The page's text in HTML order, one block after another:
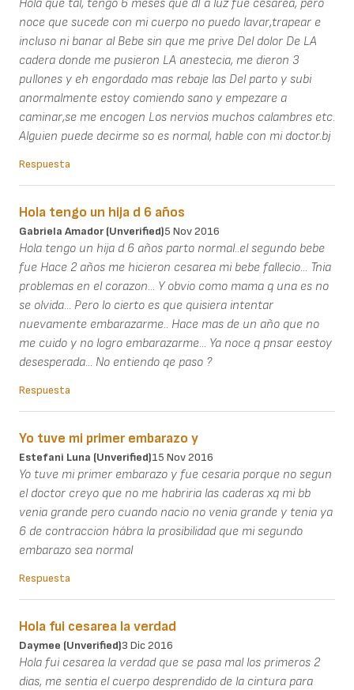
Hola que tal, tengo 6 meses que dI a luz fue cesarea, pero
noce que sucede con mi cuerpo no puedo lavar,trapear e
incluso ni banar al Bebe sin que me prive Del dolor De LA
cadera donde me pusieron LA anestecia, me dieron 3
pullones y eh engordado mas rebaje las Del parto y subi
anormalmente estoy comiendo sano y empezare a
caminar,se me encogen Los nervios muchos calambres etc.
Alguien puede decirme so es normal, hable con mi doctor.bj
Respuesta
Hola tengo un hija d 6 años
Gabriela Amador (unverified)5 Nov 2016
Hola tengo un hija d 6 años parto normal..el segundo bebe
fue Hace 2 años me hicieron cesarea mi bebe fallecio... Tnia
problemas en el corazon... Y obvio como mama q una es no
se olvida... Pero lo cierto es que quisiera intentar
nuevamente embarazarme.. Hace mas de un año que no
me cuido y no logro embarazarme... Ya noce q pnsar eestoy
desesperada... No entiendo qe paso ?
Respuesta
Yo tuve mi primer embarazo y
Estefani Luna (unverified)15 Nov 2016
Yo tuve mi primer embarazo y fue cesaria porque no segun
el doctor creyo que no me habriria las caderas xq mi bb
venia grande pero cuando nacio no venia grande y tenia ya
6 de contraccion hábra la prosibilidad que mi segundo
embarazo sea normal
Respuesta
Hola fui cesarea la verdad
Daymee (unverified)3 Dic 2016
Hola fui cesarea la verdad que se pasa mal los primeros 2
dias, me sentia el cuerpo desprendido de la cintura para